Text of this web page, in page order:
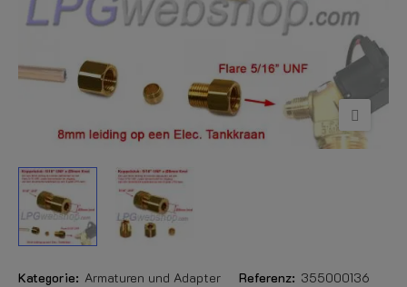
Kategorie: Armaturen und Adapter Referenz: 355000136